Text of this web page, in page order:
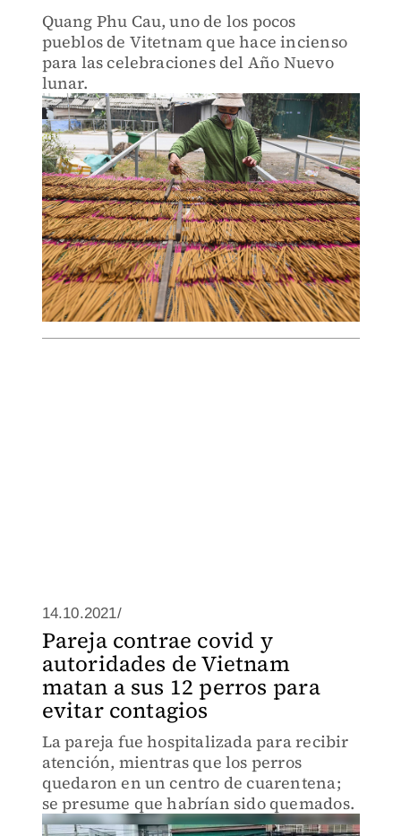
Quang Phu Cau, uno de los pocos
pueblos de Vitetnam que hace incienso
para las celebraciones del Año Nuevo
lunar.
14.10.2021/
Pareja contrae covid y
autoridades de Vietnam
matan a sus 12 perros para
evitar contagios
La pareja fue hospitalizada para recibir
atención, mientras que los perros
quedaron en un centro de cuarentena;
se presume que habrían sido quemados.